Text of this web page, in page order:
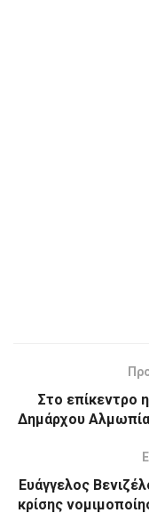
Στο επίκεντρο
Δημάρχου
Ευάγγελος
κρίσης